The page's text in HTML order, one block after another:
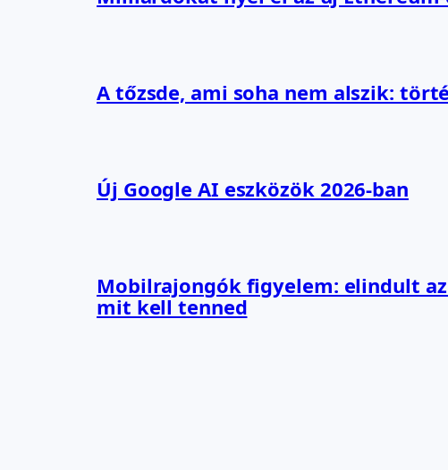
A tőzsde, ami soha nem alszik:
Új Google AI eszközök 2026-ban
Mobilrajongók figyelem: elindult
mit kell tenned